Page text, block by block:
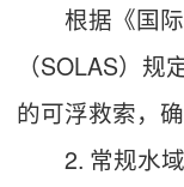
根据《国际
（SOLAS）
的可浮救索，
2. 常规水域